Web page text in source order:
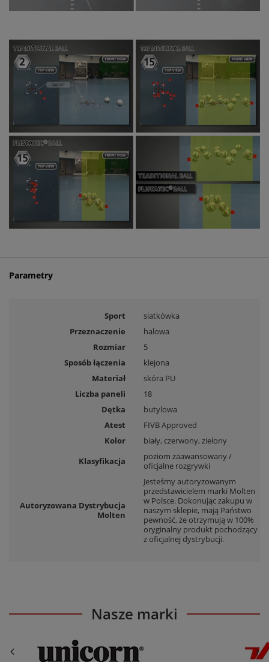
Parametry
Sport
siatkówka
Przeznaczenie
halowa
Rozmiar
5
Sposób łączenia
klejona
Materiał
skóra PU
Liczba paneli
18
Dętka
butylowa
Atest
FIVB Approved
Kolor
biały, czerwony, zielony
Klasyfikacja
poziom zaawansowany /
oficjalne rozgrywki
Autoryzowana Dystrybucja
Molten
Jesteśmy autoryzowanym
przedstawicielem marki Molten
w Polsce. Dokonując zakupu w
naszym sklepie, mają Państwo
pewność, że otrzymują w 100%
oryginalny produkt pochodzący
z oficjalnej dystrybucji.
Nasze marki